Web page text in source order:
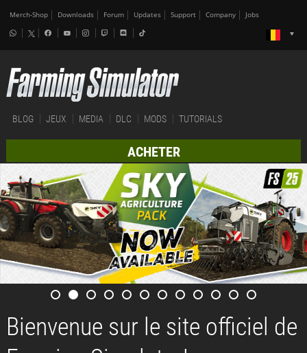
Merch-Shop Downloads Forum Updates Support Company Jobs
BLOG JEUX MEDIA DLC MODS TUTORIALS
ACHETER
Bienvenue sur le site officiel de